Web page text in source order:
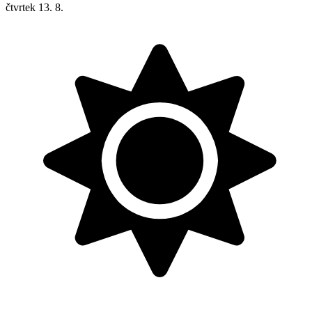
čtvrtek 13. 8.